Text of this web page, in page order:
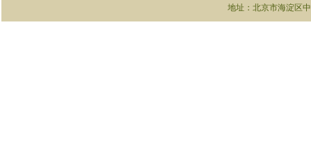
地址：北京市海淀区